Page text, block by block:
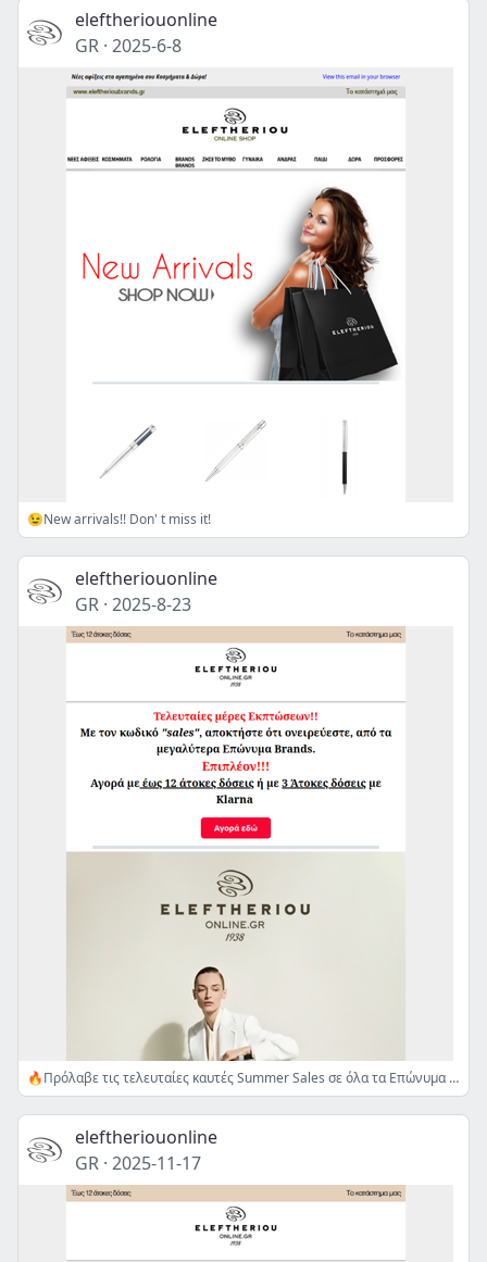
eleftheriouonline
GR · 2025-6-8
😉New arrivals!! Don' t miss it!
eleftheriouonline
GR · 2025-8-23
🔥Πρόλαβε τις τελευταίες καυτές Summer Sales σε όλα τα Επώνυμα Brands!
eleftheriouonline
GR · 2025-11-17